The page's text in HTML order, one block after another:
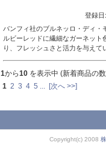
登録
バンフィ社のブルネッロ・ディ
ルビーレッドに繊細なガーネッ
り、フレッシュさと活力を与え
1から10 を表示中 (新着商品の
1 2 3 4 5 [次へ >>]
Copyright(c) 2008